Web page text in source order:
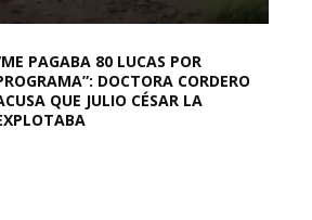
PAGABA 80 LUCAS POR
DOCTORA CORDERO
QUE JULIO CÉSAR LA